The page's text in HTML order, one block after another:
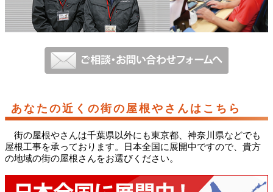
あなたの近くの街の屋根やさんはこちら
街の屋根やさんは千葉県以外にも東京都、神奈川県などでも
屋根工事を承っております。日本全国に展開中ですので、貴方
の地域の街の屋根さんをお選びください。